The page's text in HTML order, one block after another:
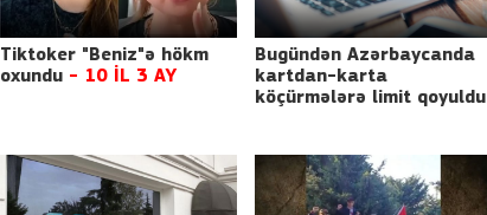
Tiktoker "Beniz"ə hökm
oxundu - 10 İL 3 AY
Bugündən Azərbaycanda
kartdan-karta
köçürmələrə limit qoyuldu